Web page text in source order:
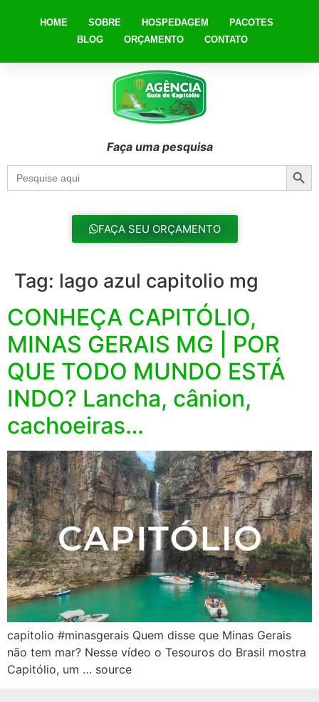
HOME SOBRE HOSPEDAGEM
PACOTES
BLOG
ORÇAMENTO CONTATO
Faça uma pesquisa
Search
for:
FAÇA SEU ORÇAMENTO
Tag: lago azul capitolio mg
CONHEÇA CAPITÓLIO,
MINAS GERAIS MG | POR
QUE TODO MUNDO ESTÁ
INDO? Lancha, cânion,
cachoeiras…
capitolio #minasgerais Quem disse que Minas Gerais
não tem mar? Nesse vídeo o Tesouros do Brasil mostra
Capitólio, um … source